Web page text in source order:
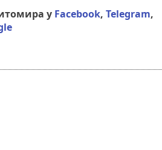
у Facebook,Telegram,